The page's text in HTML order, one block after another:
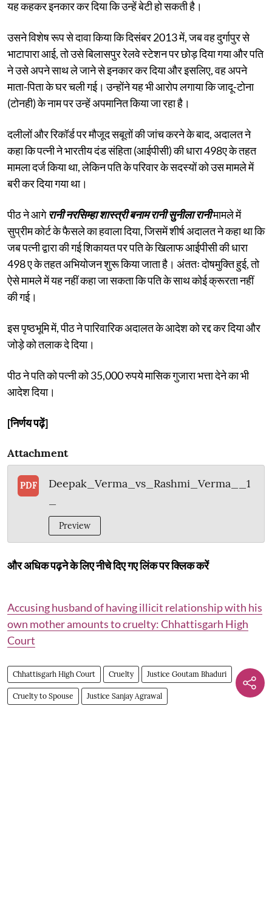
यह कहकर इनकार कर दिया कि उन्हें बेटी हो सकती है।
उसने विशेष रूप से दावा किया कि दिसंबर 2013 में, जब वह दुर्गापुर से
भाटापारा आई, तो उसे बिलासपुर रेलवे स्टेशन पर छोड़ दिया गया और पति
ने उसे अपने साथ ले जाने से इनकार कर दिया और इसलिए, वह अपने
माता-पिता के घर चली गई। उन्होंने यह भी आरोप लगाया कि जादू-टोना
(टोनही) के नाम पर उन्हें अपमानित किया जा रहा है।
दलीलों और रिकॉर्ड पर मौजूद सबूतों की जांच करने के बाद, अदालत ने
कहा कि पत्नी ने भारतीय दंड संहिता (आईपीसी) की धारा 498ए के तहत
मामला दर्ज किया था, लेकिन पति के परिवार के सदस्यों को उस मामले में
बरी कर दिया गया था।
पीठ ने आगेरानी नरसिम्हा शास्त्री बनाम रानी सुनीला रानीमामले में
सुप्रीम कोर्ट के फैसले का हवाला दिया, जिसमें शीर्ष अदालत ने कहा था कि
जब पत्नी द्वारा की गई शिकायत पर पति के खिलाफ आईपीसी की धारा
498 ए के तहत अभियोजन शुरू किया जाता है। अंततः दोषमुक्ति हुई, तो
ऐसे मामले में यह नहीं कहा जा सकता कि पति के साथ कोई क्रूरता नहीं
की गई।
इस पृष्ठभूमि में, पीठ ने पारिवारिक अदालत के आदेश को रद्द कर दिया और
जोड़े को तलाक दे दिया।
पीठ ने पति को पत्नी को 35,000 रुपये मासिक गुजारा भत्ता देने का भी
आदेश दिया।
[निर्णय पढ़ें]
Attachment
PDF
Deepak_Verma_vs_Rashmi_Verma__1
Preview
और अधिक पढ़ने के लिए नीचे दिए गए लिंक पर क्लिक करें
Accusing husband of having illicit relationship with his
own mother amounts to cruelty: Chhattisgarh High
Court
Chhattisgarh High Court Cruelty Justice Goutam Bhaduri
Cruelty to Spouse Justice Sanjay Agrawal